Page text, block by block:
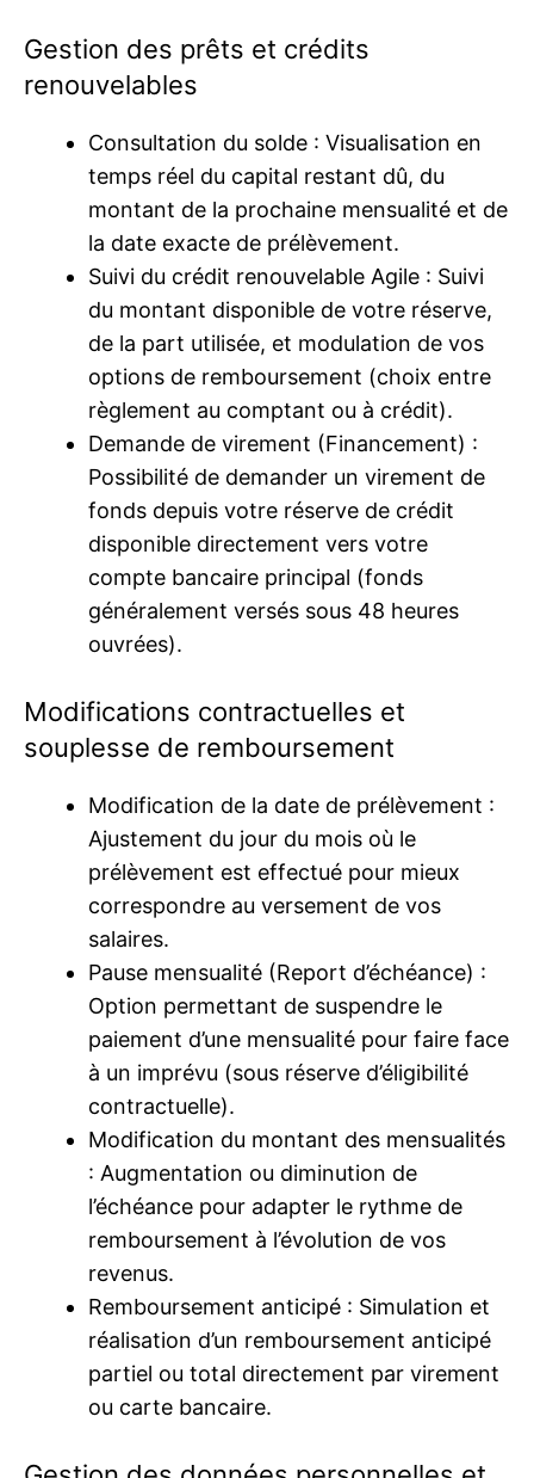
Gestion des prêts et crédits
renouvelables
Consultation du solde : Visualisation en
temps réel du capital restant dû, du
montant de la prochaine mensualité et de
la date exacte de prélèvement.
Suivi du crédit renouvelable Agile : Suivi
du montant disponible de votre réserve,
de la part utilisée, et modulation de vos
options de remboursement (choix entre
règlement au comptant ou à crédit).
Demande de virement (Financement) :
Possibilité de demander un virement de
fonds depuis votre réserve de crédit
disponible directement vers votre
compte bancaire principal (fonds
généralement versés sous 48 heures
ouvrées).
Modifications contractuelles et
souplesse de remboursement
Modification de la date de prélèvement :
Ajustement du jour du mois où le
prélèvement est effectué pour mieux
correspondre au versement de vos
salaires.
Pause mensualité (Report d’échéance) :
Option permettant de suspendre le
paiement d’une mensualité pour faire face
à un imprévu (sous réserve d’éligibilité
contractuelle).
Modification du montant des mensualités
: Augmentation ou diminution de
l’échéance pour adapter le rythme de
remboursement à l’évolution de vos
revenus.
Remboursement anticipé : Simulation et
réalisation d’un remboursement anticipé
partiel ou total directement par virement
ou carte bancaire.